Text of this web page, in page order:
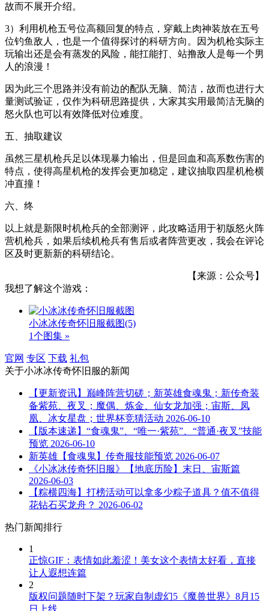
故而不展开介绍。
3）利用机枪五号位高额回复的特点，穿戴上肉神装放在五号
位钓鱼敌人，也是一个值得探讨的科研方向。因为机枪实际主
玩输出还是会有蒸发的风险，能扛能打、站撸敌人是每一个男
人的浪漫！
因为此三个思路并没有前边的配队无脑、简洁，故而也进行大
量测试验证，仅作为科研思路提供，大家其实用最简洁无脑的
怒火队也可以有效降低对位难度。
五、抽取建议
虽然三星机枪兵足以体现暴力输出，但是回血和高系数伤害的
特点，使得高星机枪的发挥会更加稳定，建议抽取四星机枪横
冲直撞！
六、终
以上就是新限时机枪兵的全部测评，此攻略适用于初版怒火阵
营机枪兵，如果后续机枪兵有售后或者阵营更改，我会在评论
区及时更新新的科研结论。
【来源：公众号】
我想了解这个游戏：
小冰冰传奇怀旧服截图(5)
1个图集 »
官网 专区 下载 礼包
关于小冰冰传奇怀旧服的新闻
【更新资讯】巅峰阵营切磋；新英雄食魂鬼；新传奇装
备紫苑、夜叉；魔偶、炼金、仙女龙加强；宙斯、凤
凰、冰女星盘；世界杯竞猜活动 2026-06-10
【版本速递】“食魂鬼”、“唯一·紫苑”、“普通·夜叉”技能
预览 2026-06-10
新英雄【食魂鬼】传奇服技能预览 2026-06-07
《小冰冰传奇怀旧服》【地底历险】末日、宙斯篇
2026-06-03
【粽横四海】打榜活动可以拿多少粽子道具？值不值得
花钻石买龙舟？ 2026-06-02
热门新闻排行
1
正惊GIF：表情如此羞涩！美女这个表情太好看，直接
让人遐想连篇
2
版权问题随时下架？玩家自制虚幻5《魔兽世界》8月15
日上线